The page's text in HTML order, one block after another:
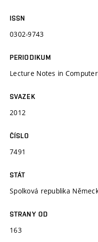
ISSN
0302-9743
PERIODIKUM
Lecture Notes in
SVAZEK
2012
ČÍSLO
7491
STÁT
Spolková republika
STRANY OD
163